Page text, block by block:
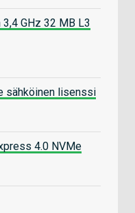
GHz 32 MB L3
sähköinen lisenssi
4.0 NVMe